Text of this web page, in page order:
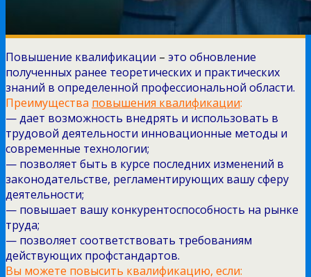
Повышение квалификации – это обновление
полученных ранее теоретических и практических
знаний в определенной профессиональной области.
Преимущества повышения квалификации:
— дает возможность внедрять и использовать в
трудовой деятельности инновационные методы и
современные технологии;
— позволяет быть в курсе последних изменений в
законодательстве, регламентирующих вашу сферу
деятельности;
— повышает вашу конкурентоспособность на рынке
труда;
— позволяет соответствовать требованиям
действующих профстандартов.
Вы можете повысить квалификацию, если: